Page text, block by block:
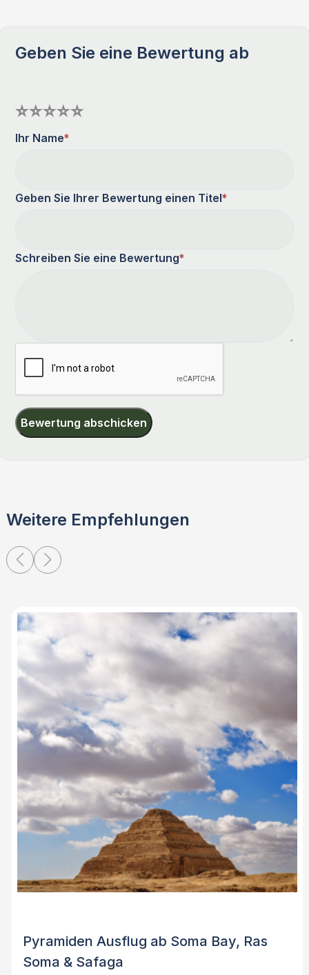
Geben Sie eine Bewertung ab
*
Ihr Name
*
Geben Sie Ihrer Bewertung einen Titel
*
Schreiben Sie eine Bewertung
Bewertung abschicken
Weitere Empfehlungen
Pyramiden Ausflug ab Soma Bay, Ras
Soma & Safaga